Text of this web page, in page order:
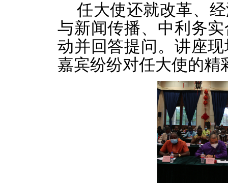
任大使还就改革、
与新闻传播、中利务
动并回答提问。讲座
嘉宾纷纷对任大使的精